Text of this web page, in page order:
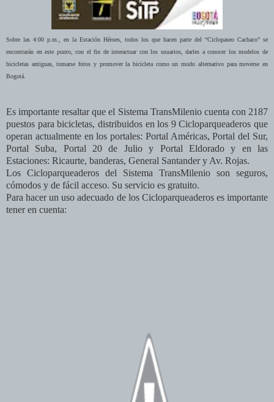
Sobre las 4:00 p.m., en la Estación Héroes, todos los que hacen parte del “Ciclopaseo Cachaco” se
encontrarán en este punto, con el fin de interactuar con los usuarios, darles a conocer los modelos de
bicicletas antiguas, tomarse fotos y promover la bicicleta como un modo alternativo para moverse en
Bogotá.
Es importante resaltar que el Sistema TransMilenio cuenta con 2187
puestos para bicicletas, distribuidos en los 9 Cicloparqueaderos que
operan actualmente en los portales: Portal Américas, Portal del Sur,
Portal Suba, Portal 20 de Julio y Portal Eldorado y en las
Estaciones: Ricaurte, banderas, General Santander y Av. Rojas.
Los Cicloparqueaderos del Sistema TransMilenio son seguros,
cómodos y de fácil acceso. Su servicio es gratuito.
Para hacer un uso adecuado de los Cicloparqueaderos es importante
tener en cuenta: